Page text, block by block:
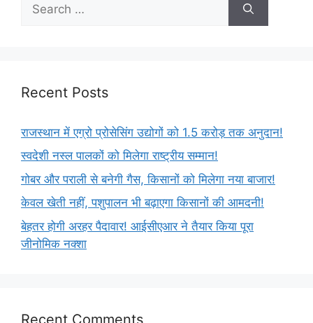
Recent Posts
राजस्थान में एग्रो प्रोसेसिंग उद्योगों को 1.5 करोड़ तक अनुदान!
स्वदेशी नस्ल पालकों को मिलेगा राष्ट्रीय सम्मान!
गोबर और पराली से बनेगी गैस, किसानों को मिलेगा नया बाजार!
केवल खेती नहीं, पशुपालन भी बढ़ाएगा किसानों की आमदनी!
बेहतर होगी अरहर पैदावार! आईसीएआर ने तैयार किया पूरा
जीनोमिक नक्शा
Recent Comments